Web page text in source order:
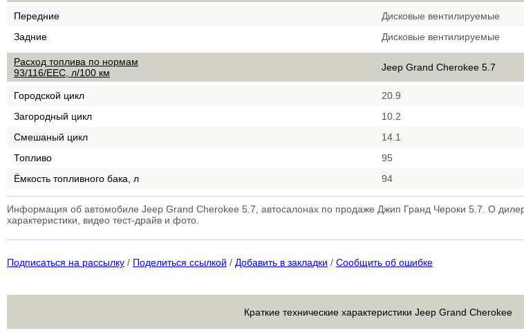
Передние
Дисковые вентилируемые
Задние
Дисковые вентилируемые
Расход топлива по нормам
93/116/EEC, л/100 км
Jeep Grand Cherokee 5.7
Городской цикл
20.9
Загородный цикл
10.2
Смешаный цикл
14.1
Топливо
95
Ёмкость топливного бака, л
94
Информация об автомобиле Jeep Grand Cherokee 5.7, автосалонах по продаже Джип Гранд Чероки 5.7. О
характеристики, видео тест-драйв и фото.
Подписаться на рассылку / Поделиться ссылкой / Добавить в закладки / Сообщить об ошибке
Краткие технические характеристики Jeep Grand Cherokee